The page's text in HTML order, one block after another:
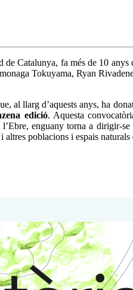
de Catalunya, fa més de 10
Tokuyama, Ryan
al llarg d’aquests anys, ha
edició. Aquesta
enguany torna a dirigir-
poblacions i espais naturals